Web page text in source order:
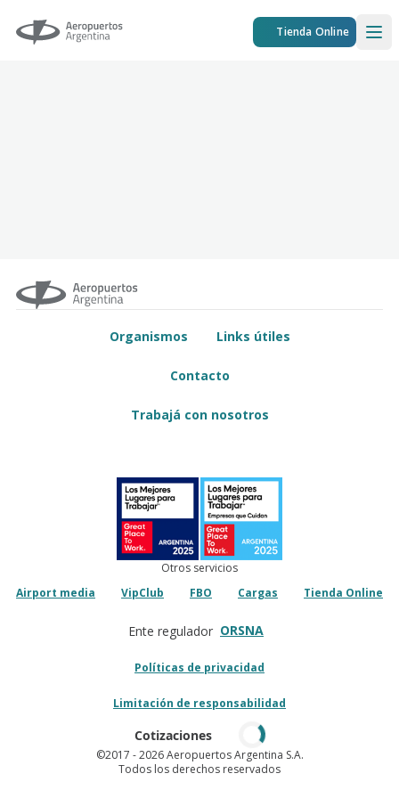
Aeropuertos Argentina Tienda Online
Organismos Links útiles
Contacto
Trabajá con nosotros
Otros servicios
Airport media
VipClub FBO Cargas Tienda Online
Ente regulador ORSNA
Políticas de privacidad
Limitación de responsabilidad
Cotizaciones
©2017 - 2026 Aeropuertos Argentina S.A.
Todos los derechos reservados